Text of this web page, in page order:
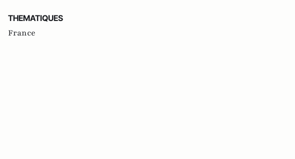
THEMATIQUES
France